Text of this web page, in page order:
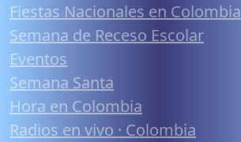
Fiestas Nacionales en Colombia
Semana de Receso Escolar
Eventos
Semana Santa
Hora en Colombia
Radios en vivo · Colombia